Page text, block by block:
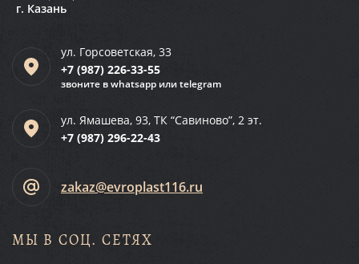
г. Казань
ул. Горсоветская, 33
+7 (987) 226-33-55
звоните в whatsapp или telegram
ул. Ямашева, 93, ТК “Савиново”, 2 эт.
+7 (987) 296-22-43
zakaz@evroplast116.ru
МЫ В СОЦ. СЕТЯХ